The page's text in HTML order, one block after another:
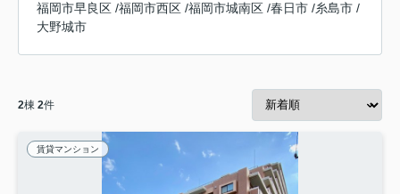
福岡市早良区 /福岡市西区 /福岡市城南区 /春日市 /糸島市 /
大野城市
2棟 2件
賃貸マンション